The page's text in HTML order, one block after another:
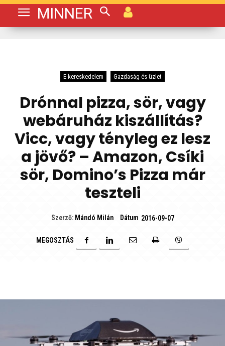
MINNER
E-kereskedelem Gazdaság és üzlet
Drónnal pizza, sör, vagy
webáruház kiszállítás?
Vicc, vagy tényleg ez lesz
a jövő? – Amazon, Csíki
sör, Domino’s Pizza már
teszteli
Szerző: Mándó Milán Dátum 2016-09-07
MEGOSZTÁS